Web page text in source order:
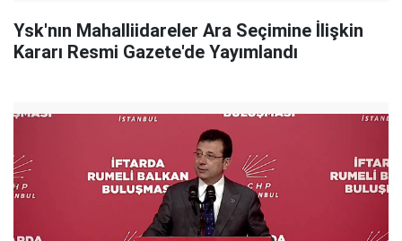
Ysk'nın Mahalliidareler Ara Seçimine İlişkin
Kararı Resmi Gazete'de Yayımlandı